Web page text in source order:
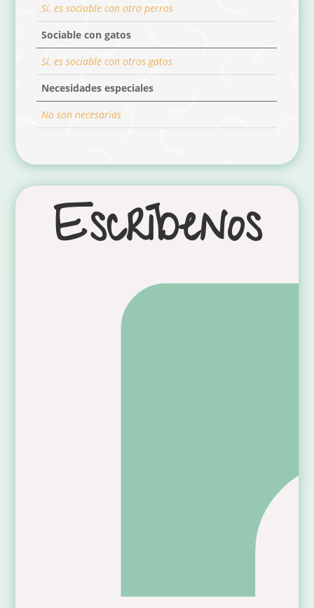
Si, es sociable con otro perros
Sociable con gatos
Si, es sociable con otros gatos
Necesidades especiales
No son necesarias
Escríbenos